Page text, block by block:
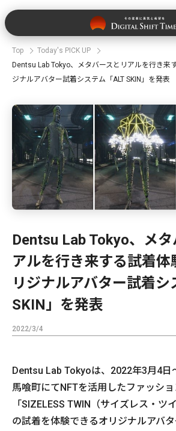
Top
Today's PICK UP
Dentsu Lab Tokyo、メタバースとリアルを行き来
ジナルアバター試着システム「ALT SKIN」を発表
Dentsu Lab Tokyo、メタ
アルを行き来する試着体
リジナルアバター試着シ
SKIN」を発表
2022/3/4
Dentsu Lab Tokyoは、2022年3月4日
馬喰町にてNFTを活用したファッシ
「SIZELESS TWIN（サイズレス・ツ
の試着を体験できるオリジナルアバ